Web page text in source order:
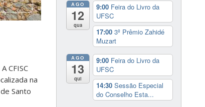
CFISC
na
Santo
AGO
12
qua
9:00 Feira do Livro da
UFSC
17:00 3º Prêmio Zahidé
Muzart
AGO
13
qui
9:00 Feira do Livro da
UFSC
14:30 Sessão Especial
do Conselho Esta...